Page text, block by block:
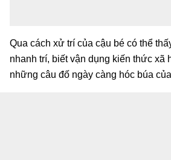
Qua cách xử trí của cậu bé có thể
nhanh trí, biết vận dụng kiến thức xã
những câu đố ngày càng hóc búa